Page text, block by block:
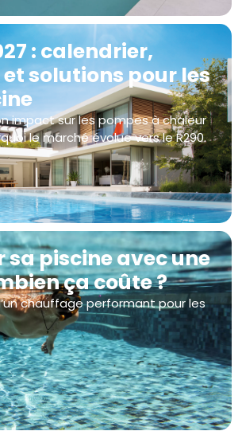
: calendrier,
solutions pour les
impact sur les pompes à chaleur
le marché évolue vers le R290.
sa piscine avec une
ça coûte ?
chauffage performant pour les